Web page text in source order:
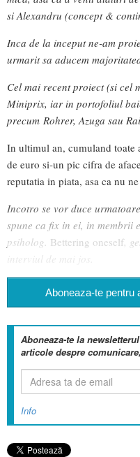
si Alexandru (concept &
Inca de la inceput ne-am
urmarit sa aducem
Cel mai recent proiect (si cel
Miniprix, iar in portofoliul
precum Rohrer, Azuga sau
In ultimul an, cumuland toate
de euro si-un pic cifra de
reputatia in piata, asa ca nu
Incotro se vor duce
spune ca fix in ei, in membrii
psiholog. Bettering oneself,
interviul de mai jos.
Aboneaza-te pentru
Aboneaza-te la
articole despre
Info